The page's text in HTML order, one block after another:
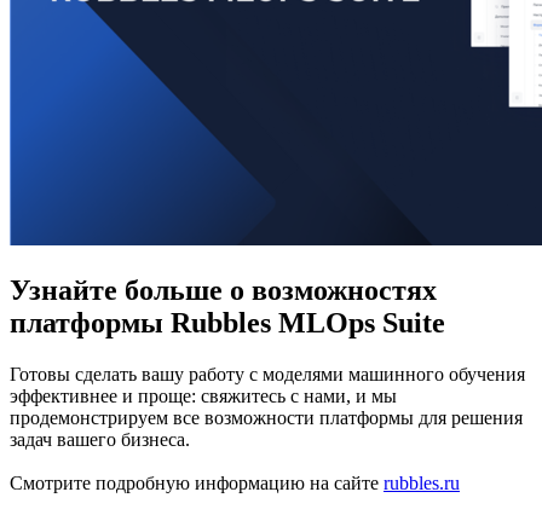
Узнайте больше о возможностях
платформы Rubbles MLOps Suite
Готовы сделать вашу работу с моделями машинного обучения
эффективнее и проще: свяжитесь с нами, и мы
продемонстрируем все возможности платформы для решения
задач вашего бизнеса.
Смотрите подробную информацию на сайте rubbles.ru